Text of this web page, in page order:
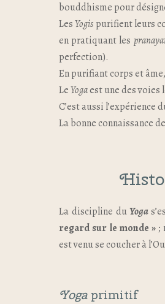
bouddhisme pour
LesYogis purifient leurs
en pratiquant les
perfection).
En purifiant corps et
LeYogaest une des voies
C’est aussi l’expérience
La bonne connaissance
La discipline duYoga
regard sur le monde »;
est venu se coucher à
Yogaprimitif